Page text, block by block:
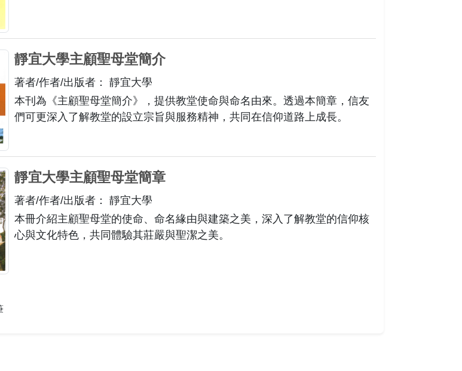
靜宜大學主顧聖母堂簡介
著者/作者/出版者： 靜宜大學
本刊為《主顧聖母堂簡介》，提供教堂使命與命名由來。透過本簡章，信友
們可更深入了解教堂的設立宗旨與服務精神，共同在信仰道路上成長。
靜宜大學主顧聖母堂簡章
著者/作者/出版者： 靜宜大學
本冊介紹主顧聖母堂的使命、命名緣由與建築之美，深入了解教堂的信仰核
心與文化特色，共同體驗其莊嚴與聖潔之美。